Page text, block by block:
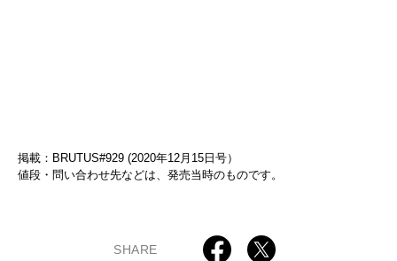
掲載：BRUTUS#929 (2020年12月15日号）
値段・問い合わせ先などは、発売当時のものです。
SHARE